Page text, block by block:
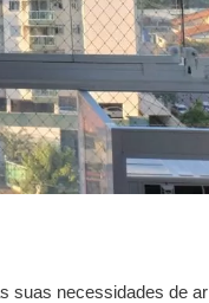
suas necessidades de ar